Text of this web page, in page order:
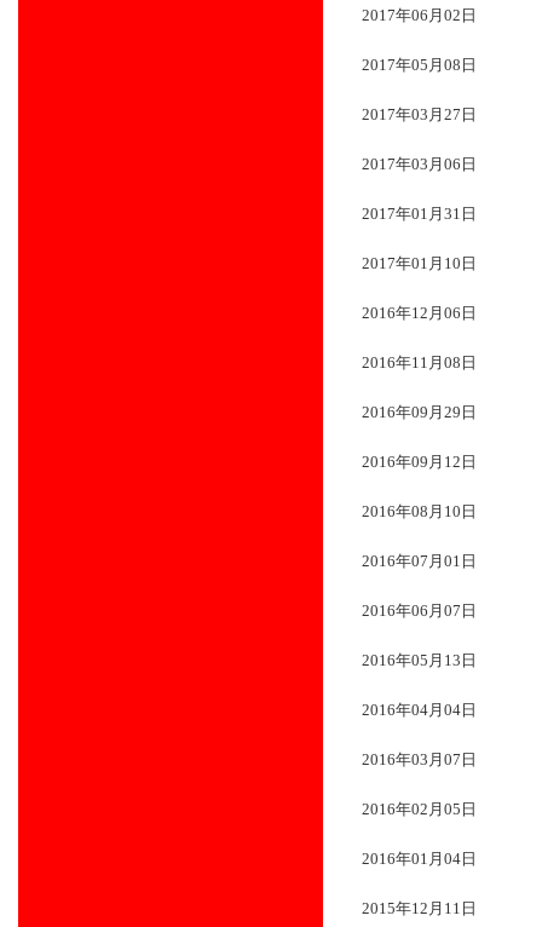
2017年06月02日
2017年05月08日
2017年03月27日
2017年03月06日
2017年01月31日
2017年01月10日
2016年12月06日
2016年11月08日
2016年09月29日
2016年09月12日
2016年08月10日
2016年07月01日
2016年06月07日
2016年05月13日
2016年04月04日
2016年03月07日
2016年02月05日
2016年01月04日
2015年12月11日